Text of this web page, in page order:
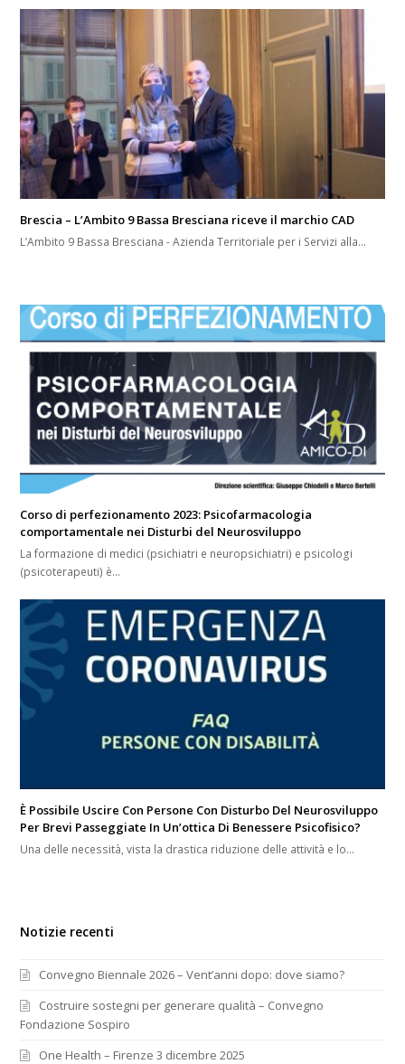
Brescia – L’Ambito 9 Bassa Bresciana riceve il marchio CAD
L’Ambito 9 Bassa Bresciana - Azienda Territoriale per i Servizi alla…
Corso di perfezionamento 2023: Psicofarmacologia
comportamentale nei Disturbi del Neurosviluppo
La formazione di medici (psichiatri e neuropsichiatri) e psicologi
(psicoterapeuti) è…
È Possibile Uscire Con Persone Con Disturbo Del Neurosviluppo
Per Brevi Passeggiate In Un’ottica Di Benessere Psicofisico?
Una delle necessità, vista la drastica riduzione delle attività e lo…
Notizie recenti
Convegno Biennale 2026 – Vent’anni dopo: dove siamo?
Costruire sostegni per generare qualità – Convegno
Fondazione Sospiro
One Health – Firenze 3 dicembre 2025